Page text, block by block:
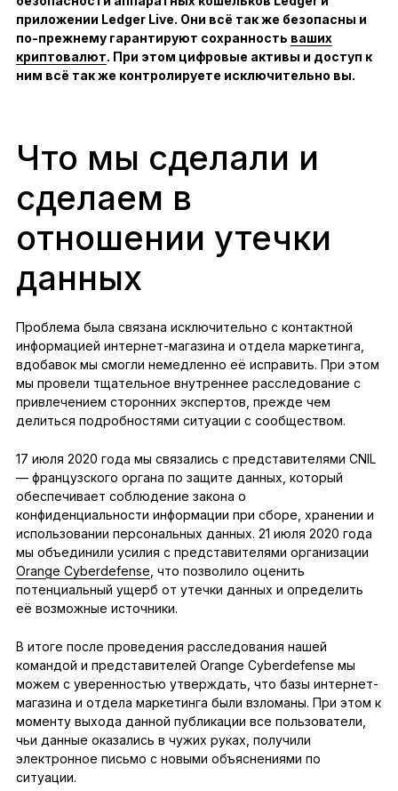
приложении Ledger Live. Они всё так же безопасны и
по-прежнему гарантируют сохранность ваших
криптовалют. При этом цифровые активы и доступ к
ним всё так же контролируете исключительно вы.
Что мы сделали и
сделаем в
отношении утечки
данных
Проблема была связана исключительно с контактной
информацией интернет-магазина и отдела маркетинга,
вдобавок мы смогли немедленно её исправить. При этом
мы провели тщательное внутреннее расследование с
привлечением сторонних экспертов, прежде чем
делиться подробностями ситуации с сообществом.
17 июля 2020 года мы связались с представителями CNIL
— французского органа по защите данных, который
обеспечивает соблюдение закона о
конфиденциальности информации при сборе, хранении и
использовании персональных данных. 21 июля 2020 года
мы объединили усилия с представителями организации
Orange Cyberdefense , что позволило оценить
потенциальный ущерб от утечки данных и определить
её возможные источники.
В итоге после проведения расследования нашей
командой и представителей Orange Cyberdefense мы
можем с уверенностью утверждать, что базы интернет-
магазина и отдела маркетинга были взломаны. При этом к
моменту выхода данной публикации все пользователи,
чьи данные оказались в чужих руках, получили
электронное письмо с новыми объяснениями по
ситуации.